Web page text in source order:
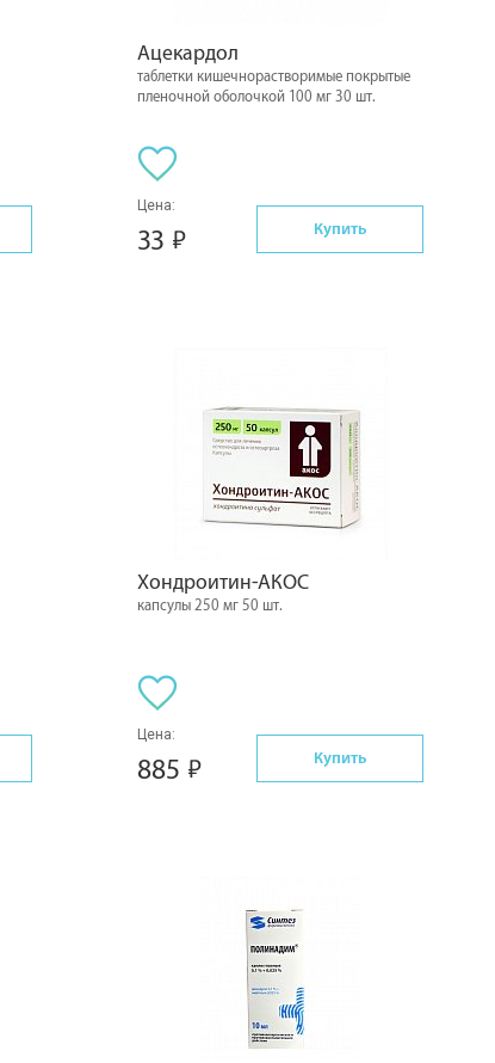
Ацекардол
таблетки кишечнорастворимые покрытые
пленочной оболочкой 100 мг 30 шт.
Цена:
33 Купить
Хондроитин-АКОС
капсулы 250 мг 50 шт.
Цена:
885 Купить